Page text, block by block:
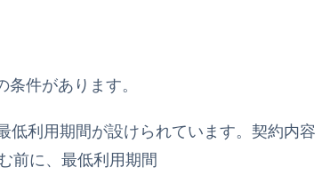
件があります。
低利用期間が設けられています。契約内容
前に、最低利用期間